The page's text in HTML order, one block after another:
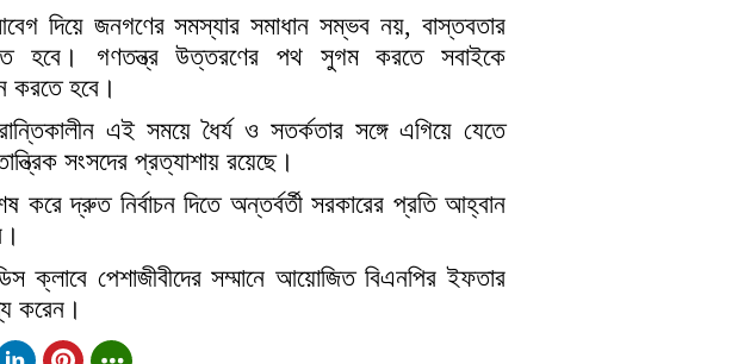
দিয়ে জনগণের সমস্যার সমাধান সম্ভব নয়, বাস্তবতার
হবে। গণতন্ত্র উত্তরণের পথ সুগম করতে সবাইকে
করতে হবে।
এই সময়ে ধৈর্য ও সতর্কতার সঙ্গে এগিয়ে যেতে
সংসদের প্রত্যাশায় রয়েছে।
করে দ্রুত নির্বাচন দিতে অন্তর্বর্তী সরকারের প্রতি আহ্বান
ক্লাবে পেশাজীবীদের সম্মানে আয়োজিত বিএনপির ইফতার
করেন।